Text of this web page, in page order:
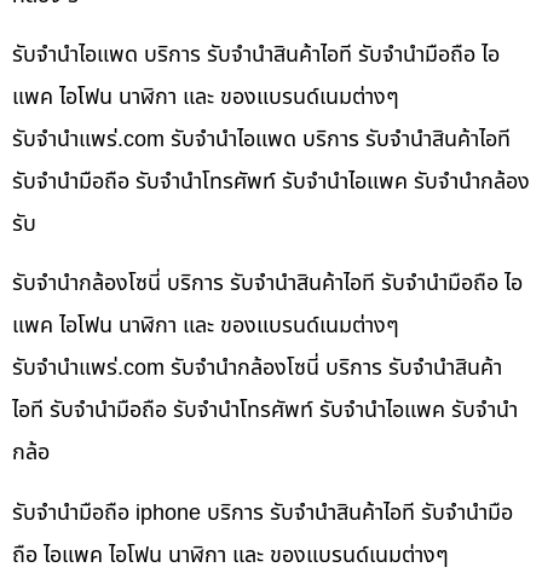
รับจำนำไอแพด บริการ รับจำนำสินค้าไอที รับจำนำมือถือ ไอ
แพค ไอโฟน นาฬิกา และ ของแบรนด์เนมต่างๆ
รับจํานําแพร่.com รับจำนำไอแพด บริการ รับจำนำสินค้าไอที
รับจำนำมือถือ รับจำนำโทรศัพท์ รับจำนำไอแพค รับจำนำกล้อง
รับ
รับจำนำกล้องโซนี่ บริการ รับจำนำสินค้าไอที รับจำนำมือถือ ไอ
แพค ไอโฟน นาฬิกา และ ของแบรนด์เนมต่างๆ
รับจํานําแพร่.com รับจำนำกล้องโซนี่ บริการ รับจำนำสินค้า
ไอที รับจำนำมือถือ รับจำนำโทรศัพท์ รับจำนำไอแพค รับจำนำ
กล้อ
รับจำนำมือถือ iphone บริการ รับจำนำสินค้าไอที รับจำนำมือ
ถือ ไอแพค ไอโฟน นาฬิกา และ ของแบรนด์เนมต่างๆ